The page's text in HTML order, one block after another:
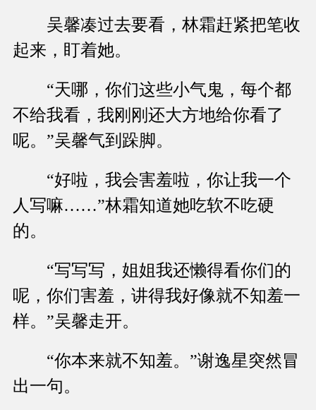
吴馨凑过去要看，林霜赶紧把笔收
起来，盯着她。
“天哪，你们这些小气鬼，每个都
不给我看，我刚刚还大方地给你看了
呢。”吴馨气到跺脚。
“好啦，我会害羞啦，你让我一个
人写嘛……”林霜知道她吃软不吃硬
的。
“写写写，姐姐我还懒得看你们的
呢，你们害羞，讲得我好像就不知羞一
样。”吴馨走开。
“你本来就不知羞。”谢逸星突然冒
出一句。